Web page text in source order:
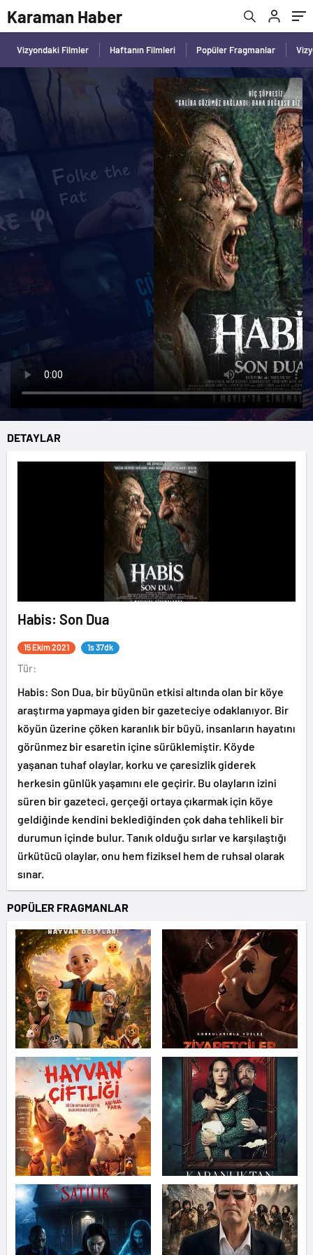
Karaman Haber
Vizyondaki Filmler Haftanın Filmleri Popüler Fragmanlar
DETAYLAR
Habis: Son Dua
15 Ekim 2021 1s 37dk
Tür:
Habis: Son Dua, bir büyünün etkisi altında olan bir köye
araştırma yapmaya giden bir gazeteciye odaklanıyor. Bir
köyün üzerine çöken karanlık bir büyü, insanların hayatını
görünmez bir esaretin içine sürüklemiştir. Köyde
yaşanan tuhaf olaylar, korku ve çaresizlik giderek
herkesin günlük yaşamını ele geçirir. Bu olayların izini
süren bir gazeteci, gerçeği ortaya çıkarmak için köye
geldiğinde kendini beklediğinden çok daha tehlikeli bir
durumun içinde bulur. Tanık olduğu sırlar ve karşılaştığı
ürkütücü olaylar, onu hem fiziksel hem de ruhsal olarak
sınar.
POPÜLER FRAGMANLAR